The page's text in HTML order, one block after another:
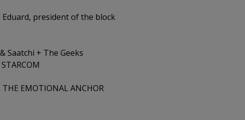
Eduard, president of the block
Saatchi + The Geeks
EMOTIONAL ANCHOR